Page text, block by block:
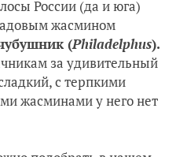
России (да и юга)
жасмином
(Philadelphus).
за удивительный
с терпкими
жасминами у него нет